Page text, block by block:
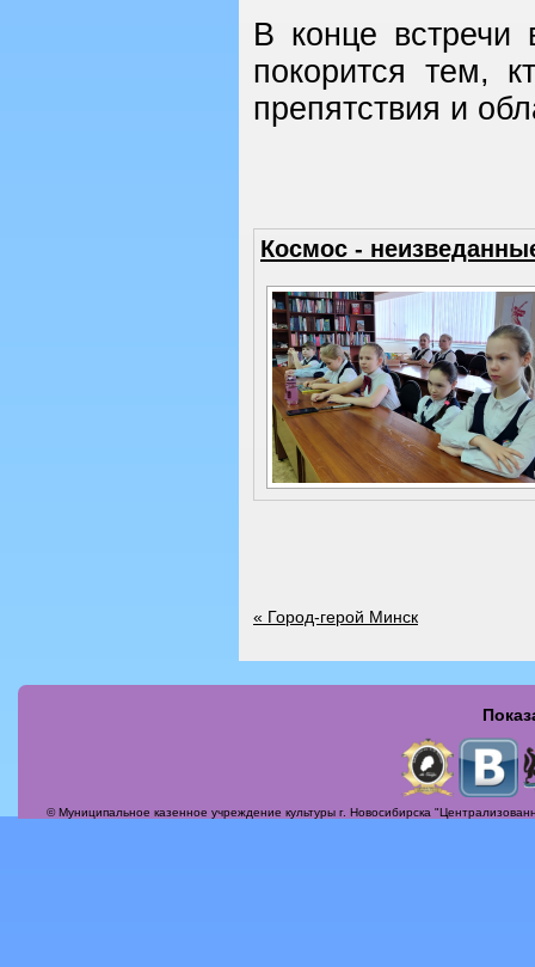
В конце
покорится тем,
препятствия и
Космос -
« Город-герой Минск
© Муниципальное казенное учреждение культуры г. Новосибирска